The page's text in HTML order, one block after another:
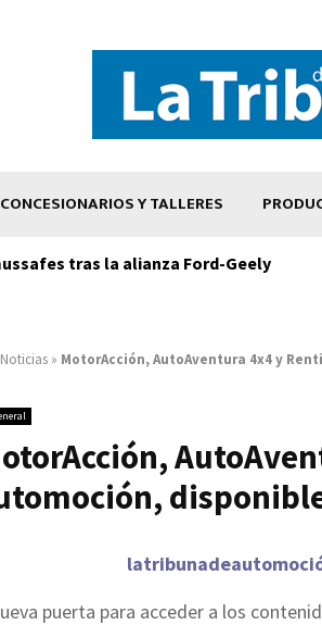
CONCESIONARIOS Y TALLERES
tras la alianza Ford-Geely
Noticias » MotorAcción, AutoAventura 4x4 y
puerta para acceder a los